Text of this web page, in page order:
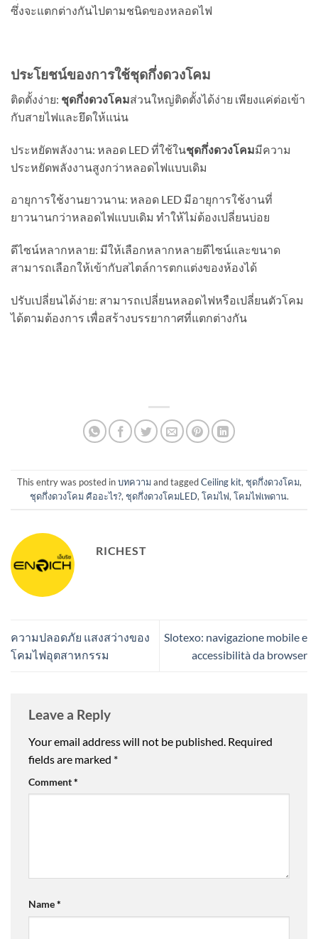
ซึ่งจะแตกต่างกันไปตามชนิดของหลอดไฟ
ประโยชน์ของการใช้ชุดกึ่งดวงโคม
ติดตั้งง่าย: ชุดกึ่งดวงโคมส่วนใหญ่ติดตั้งได้ง่าย เพียงแค่ต่อเข้า
กับสายไฟและยึดให้แน่น
ประหยัดพลังงาน: หลอด LED ที่ใช้ในชุดกึ่งดวงโคมมีความ
ประหยัดพลังงานสูงกว่าหลอดไฟแบบเดิม
อายุการใช้งานยาวนาน: หลอด LED มีอายุการใช้งานที่
ยาวนานกว่าหลอดไฟแบบเดิม ทำให้ไม่ต้องเปลี่ยนบ่อย
ดีไซน์หลากหลาย: มีให้เลือกหลากหลายดีไซน์และขนาด
สามารถเลือกให้เข้ากับสไตล์การตกแต่งของห้องได้
ปรับเปลี่ยนได้ง่าย: สามารถเปลี่ยนหลอดไฟหรือเปลี่ยนตัวโคม
ได้ตามต้องการ เพื่อสร้างบรรยากาศที่แตกต่างกัน
This entry was posted inบทความand taggedCeiling kit, ชุดกึ่งดวงโคม,
ชุดกึ่งดวงโคม คืออะไร?, ชุดกึ่งดวงโคมLED, โคมไฟ, โคมไฟเพดาน.
RICHEST
ความปลอดภัย แสงสว่างของ
โคมไฟอุตสาหกรรม
Slotexo: navigazione mobile e
accessibilità da browser
Leave a Reply
Your email address will not be published. Required
fields are marked *
Comment*
Name*